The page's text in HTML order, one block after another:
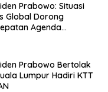
Prabowo: Situasi
Global Dorong
Agenda
Prabowo Bertolak
Lumpur Hadiri KTT